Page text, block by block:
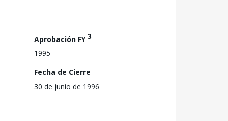
Aprobación FY3
1995
Fecha de Cierre
30 de junio de 1996